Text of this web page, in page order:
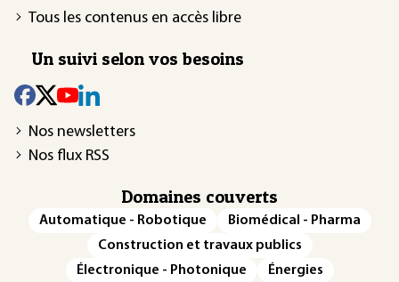
Tous les contenus en accès libre
Un suivi selon vos besoins
Nos newsletters
Nos flux RSS
Domaines couverts
Automatique - Robotique
Biomédical - Pharma
Construction et travaux publics
Électronique - Photonique
Énergies